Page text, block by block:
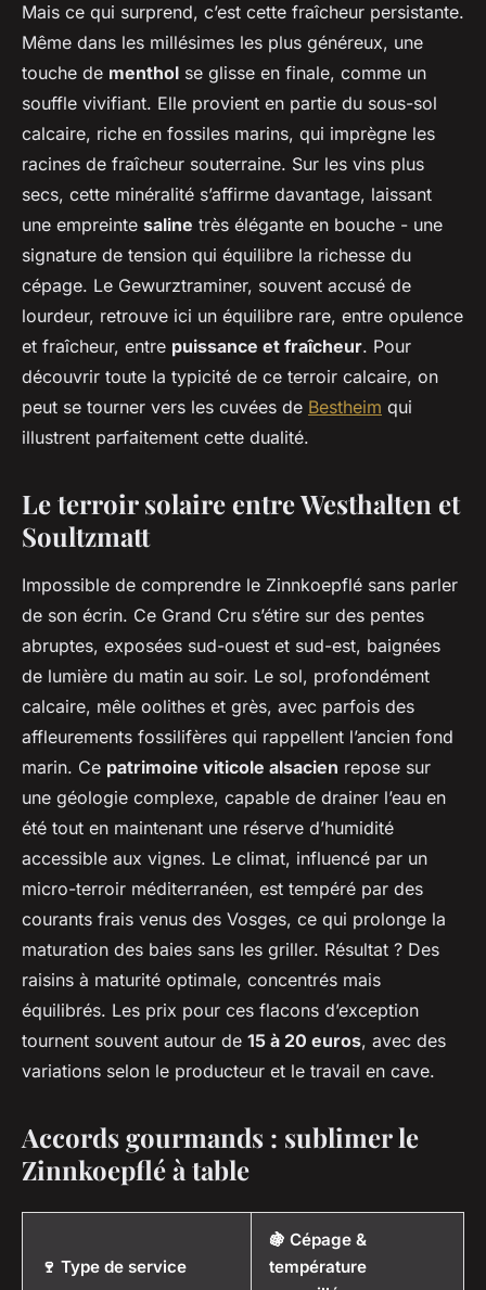
Mais ce qui surprend, c’est cette fraîcheur persistante.
Même dans les millésimes les plus généreux, une
touche de menthol se glisse en finale, comme un
souffle vivifiant. Elle provient en partie du sous-sol
calcaire, riche en fossiles marins, qui imprègne les
racines de fraîcheur souterraine. Sur les vins plus
secs, cette minéralité s’affirme davantage, laissant
une empreinte saline très élégante en bouche - une
signature de tension qui équilibre la richesse du
cépage. Le Gewurztraminer, souvent accusé de
lourdeur, retrouve ici un équilibre rare, entre opulence
et fraîcheur, entre puissance et fraîcheur. Pour
découvrir toute la typicité de ce terroir calcaire, on
peut se tourner vers les cuvées de Bestheim qui
illustrent parfaitement cette dualité.
Le terroir solaire entre Westhalten et
Soultzmatt
Impossible de comprendre le Zinnkoepflé sans parler
de son écrin. Ce Grand Cru s’étire sur des pentes
abruptes, exposées sud-ouest et sud-est, baignées
de lumière du matin au soir. Le sol, profondément
calcaire, mêle oolithes et grès, avec parfois des
affleurements fossilifères qui rappellent l’ancien fond
marin. Ce patrimoine viticole alsacien repose sur
une géologie complexe, capable de drainer l’eau en
été tout en maintenant une réserve d’humidité
accessible aux vignes. Le climat, influencé par un
micro-terroir méditerranéen, est tempéré par des
courants frais venus des Vosges, ce qui prolonge la
maturation des baies sans les griller. Résultat ? Des
raisins à maturité optimale, concentrés mais
équilibrés. Les prix pour ces flacons d’exception
tournent souvent autour de 15 à 20 euros, avec des
variations selon le producteur et le travail en cave.
Accords gourmands : sublimer le
Zinnkoepflé à table
🍷 Type de service
🍇 Cépage &
température